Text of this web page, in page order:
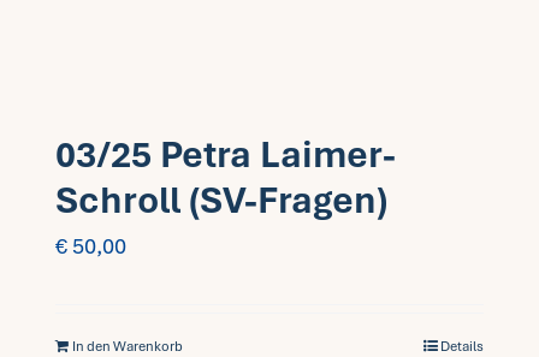
03/25 Petra Laimer-
Schroll (SV-Fragen)
€ 50,00
In den Warenkorb Details